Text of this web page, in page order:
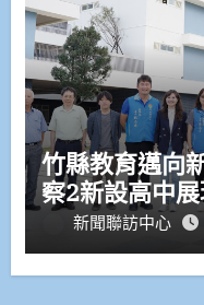
竹縣教育邁向
察2新設高中
新聞聯訪中心